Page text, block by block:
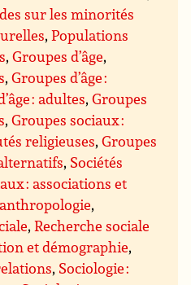
sur les minorités
,Populations
,Groupes d’âge,
,Groupes d’âge :
: adultes,Groupes
,Groupes sociaux :
religieuses,Groupes
, Sociétés
: associations et
,
,Recherche sociale
et démographie,
, Sociologie :